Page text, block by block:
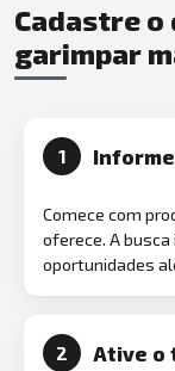
Cadastre o
garimpar
1
Comece com
oferece. A
oportunidades
2 Ative o